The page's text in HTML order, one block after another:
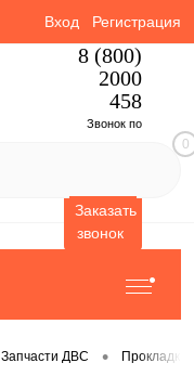
Вход Регистрация
8 (800)
2000
458
Звонок по
Заказать
звонок
0
Запчасти ДВС • Прокладки